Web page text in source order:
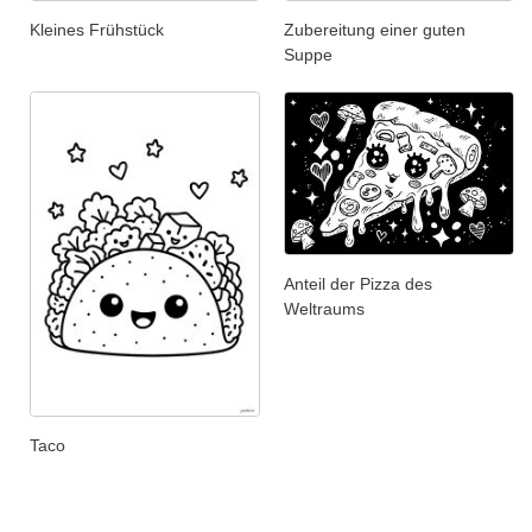
Kleines Frühstück
Zubereitung einer guten
Suppe
Taco
Anteil der Pizza des
Weltraums